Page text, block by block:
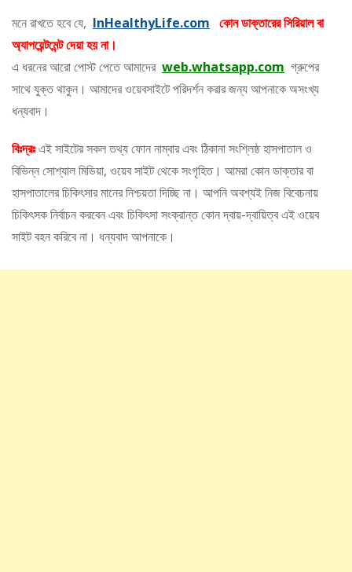
মনে রাখতে হবে যে, InHealthyLife.com কোন ডাক্তারের সিরিয়াল বা
অ্যাপয়েন্টমেন্ট দেয়া হয় না।
এ ধরনের আরো পোস্ট পেতে আমাদের web.whatsapp.com গ্রুপের
সাথে যুক্ত থাকুন। আমাদের ওয়েবসাইটে পরিদর্শন করার জন্য আপনাকে অসংখ্য
ধন্যবাদ।
বিঃদ্রঃএই সাইটের সকল তথ্য ফোন নাম্বার এবং ঠিকানা সংশ্লিষ্ঠ হাসপাতাল ও
বিভিন্ন সোশ্যাল মিডিয়া, ওয়েব সাইট থেকে সংগৃহিত। আমরা কোন ডাক্তার বা
হাসপাতালের চিকিৎসার মানের নিশ্চয়তা দিচ্ছি না। আপনি অবশ্যই নিজ বিবেচনায়
চিকিৎসক নির্বাচন করবেন এবং চিকিৎসা সংক্রান্ত কোন দ্বায়-দ্বায়িত্ব এই ওয়েব
সাইট বহন করিবে না। ধন্যবাদ আপনাকে।